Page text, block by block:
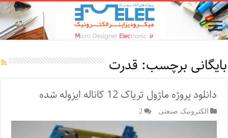
بایگانی برچسب: قدرت
دانلود پروژه ماژول تریاک 12 کاناله ایزوله شده
الکترونیک صنعتی 2